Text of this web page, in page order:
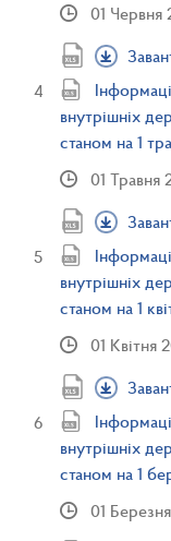
01 Червня
внутрішніх
станом на 1
01 Травня
внутрішніх
станом на 1
01 Квітня
внутрішніх
станом на 1
01